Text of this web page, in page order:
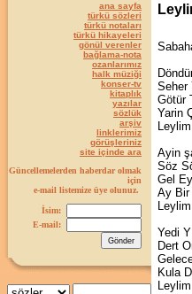
ana sayfa
türkü sözleri
türkü notaları
türkü hikayeleri
gönül verenler
bağlama-nota
ozanlarımız
halk müziği
konser-tv
kitaplık
yazılar
sözlük
arşiv
linklerimiz
görüşleriniz
site içinde ara
Güncellemelerden haberdar olmak
için
e-mail listemize üye olunuz.
İsim:
E-mail:
Seher
Götür
Yarin
Ayin
Söz
Gel
Ay Bir
Yedi
Dert
Kula